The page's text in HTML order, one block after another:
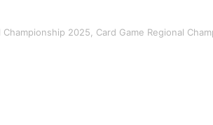
Championship 2025 Card Game Regional